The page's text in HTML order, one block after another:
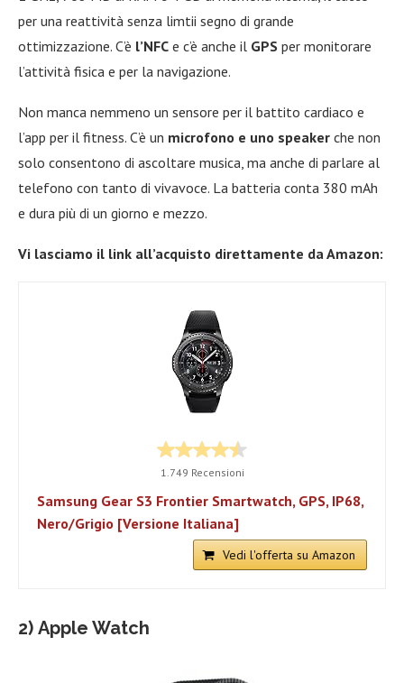
per una reattività senza limtii segno di grande
ottimizzazione. C’è l’NFC e c’è anche il GPS per monitorare
l’attività fisica e per la navigazione.
Non manca nemmeno un sensore per il battito cardiaco e
l’app per il fitness. C’è un microfono e uno speaker che non
solo consentono di ascoltare musica, ma anche di parlare al
telefono con tanto di vivavoce. La batteria conta 380 mAh
e dura più di un giorno e mezzo.
Vi lasciamo il link all’acquisto direttamente da Amazon:
1.749 Recensioni
Samsung Gear S3 Frontier Smartwatch, GPS, IP68,
Nero/Grigio [Versione Italiana]
Vedi l'offerta su Amazon
2) Apple Watch